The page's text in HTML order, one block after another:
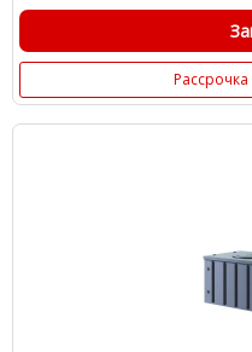
Рассрочка